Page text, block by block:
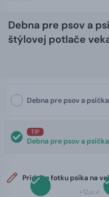
Debna pre psov a
štýlovej potlače
Debna pre psov a
TIP
Debna pre psov a
Pridajte fotku psíka na
+12,00 €